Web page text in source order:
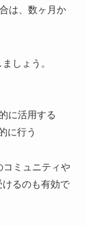
は、数ヶ月か
しょう。
に活用する
に行う
コミュニティや
るのも有効で